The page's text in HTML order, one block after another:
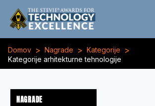
Domov > Nagrade > Kategorije >
Kategorije arhitekturne tehnologije
NAGRADE